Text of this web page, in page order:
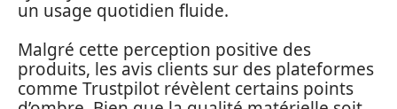
un usage quotidien fluide.
Malgré cette perception positive des
produits, les avis clients sur des plateformes
comme Trustpilot révèlent certains points